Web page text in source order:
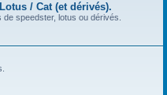
/ Cat (et dérivés).
speedster, lotus ou dérivés.